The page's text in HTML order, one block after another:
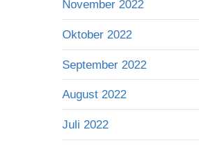
November 2022
Oktober 2022
September 2022
August 2022
Juli 2022